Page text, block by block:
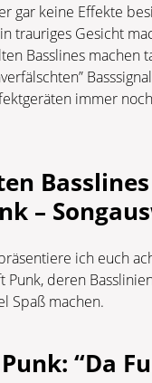
gar keine Effekte
trauriges Gesicht
Basslines machen
immer
–
ich euch
Punk, deren
Spaß machen.
“Da